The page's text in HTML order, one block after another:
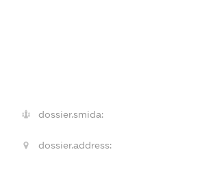
dossier.smida:
dossier.address: